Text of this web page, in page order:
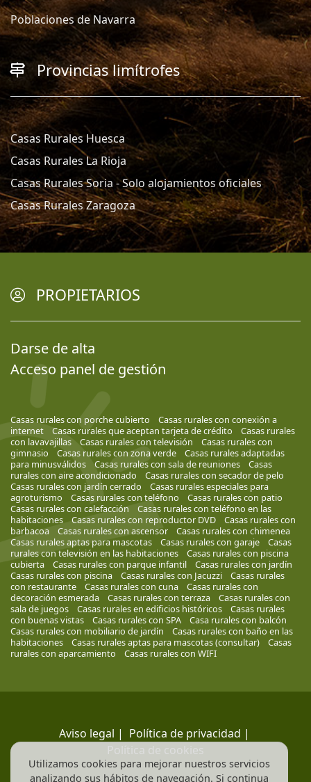
Poblaciones de Navarra
Provincias limítrofes
Casas Rurales Huesca
Casas Rurales La Rioja
Casas Rurales Soria - Solo alojamientos oficiales
Casas Rurales Zaragoza
PROPIETARIOS
Darse de alta
Acceso panel de gestión
Casas rurales con porche cubierto
Casas rurales con conexión a
internet
Casas rurales que aceptan tarjeta de crédito
Casas rurales
con lavavajillas
Casas rurales con televisión
Casas rurales con
gimnasio
Casas rurales con zona verde
Casas rurales adaptadas
para minusválidos
Casas rurales con sala de reuniones
Casas
rurales con aire acondicionado
Casas rurales con secador de pelo
Casas rurales con jardín cerrado
Casas rurales especiales para
agroturismo
Casas rurales con teléfono
Casas rurales con patio
Casas rurales con calefacción
Casas rurales con teléfono en las
habitaciones
Casas rurales con reproductor DVD
Casas rurales con
barbacoa
Casas rurales con ascensor
Casas rurales con chimenea
Casas rurales aptas para mascotas
Casas rurales con garaje
Casas
rurales con televisión en las habitaciones
Casas rurales con piscina
cubierta
Casas rurales con parque infantil
Casas rurales con jardín
Casas rurales con piscina
Casas rurales con Jacuzzi
Casas rurales
con restaurante
Casas rurales con cuna
Casas rurales con
decoración esmerada
Casas rurales con terraza
Casas rurales con
sala de juegos
Casas rurales en edificios históricos
Casas rurales
con buenas vistas
Casas rurales con SPA
Casa rurales con balcón
Casas rurales con mobiliario de jardín
Casas rurales con baño en las
habitaciones
Casas rurales aptas para mascotas (consultar)
Casas
rurales con aparcamiento
Casas rurales con WIFI
Aviso legal | Política de privacidad |
Política de cookies
Utilizamos cookies para mejorar nuestros servicios
analizando sus hábitos de navegación. Si continua